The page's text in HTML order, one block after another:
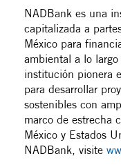
NADBank es una
capitalizada a
México para
ambiental a lo
institución pionera
para desarrollar
sostenibles con
marco de estrecha
México y Estados
NADBank, visite